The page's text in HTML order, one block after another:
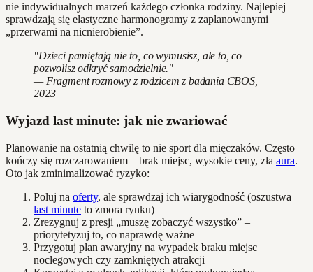
nie indywidualnych marzeń każdego członka rodziny. Najlepiej
sprawdzają się elastyczne harmonogramy z zaplanowanymi
„przerwami na nicnierobienie”.
"Dzieci pamiętają nie to, co wymusisz, ale to, co
pozwolisz odkryć samodzielnie."
— Fragment rozmowy z rodzicem z badania CBOS,
2023
Wyjazd last minute: jak nie zwariować
Planowanie na ostatnią chwilę to nie sport dla mięczaków. Często
kończy się rozczarowaniem – brak miejsc, wysokie ceny, zła aura.
Oto jak zminimalizować ryzyko:
Poluj na oferty, ale sprawdzaj ich wiarygodność (oszustwa
last minute to zmora rynku)
Zrezygnuj z presji „muszę zobaczyć wszystko” –
priorytetyzuj to, co naprawdę ważne
Przygotuj plan awaryjny na wypadek braku miejsc
noclegowych czy zamkniętych atrakcji